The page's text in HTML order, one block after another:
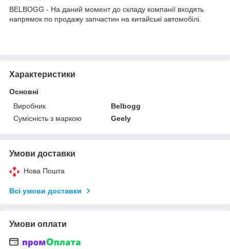
BELBOGG - На даний момент до складу компанії входять
напрямок по продажу запчастин на китайські автомобілі.
Характеристики
Основні
Виробник
Belbogg
Сумісність з маркою
Geely
Умови доставки
Нова Пошта
Всі умови доставки
Умови оплати